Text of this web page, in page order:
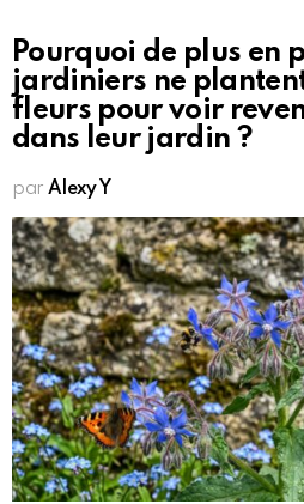
Pourquoi de plus en
jardiniers ne
fleurs pour voir
dans leur jardin ?
par Alexy Y